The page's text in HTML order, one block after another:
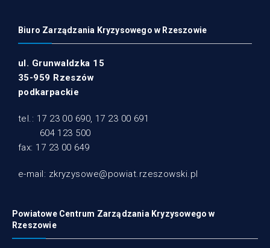
Biuro Zarządzania Kryzysowego w Rzeszowie
ul. Grunwaldzka 15
35-959 Rzeszów
podkarpackie
tel.: 17 23 00 690, 17 23 00 691
604 123 500
fax: 17 23 00 649
e-mail: zkryzysowe@powiat.rzeszowski.pl
Powiatowe Centrum Zarządzania Kryzysowego w
Rzeszowie